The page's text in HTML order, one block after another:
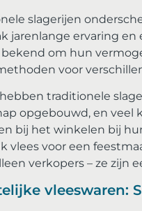
slagerijen
jarenlange ervaring
​​bekend om hun
voor
traditionele
opgebouwd, en veel
bij het winkelen bij
vlees voor een
verkopers – ze zijn
vleeswaren: